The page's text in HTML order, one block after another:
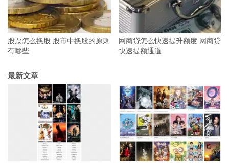
股票怎么换股 股市中换股的原则
有哪些
网商贷怎么快速提升额度 网商贷
快速提额通道
最新文章